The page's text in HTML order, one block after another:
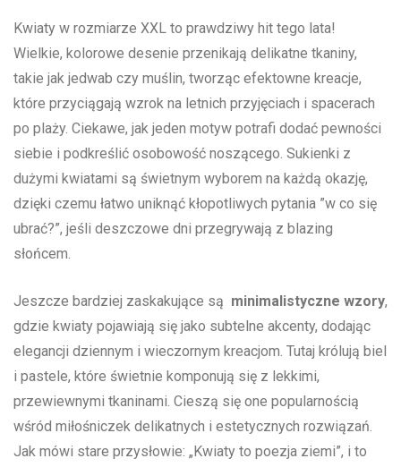
Kwiaty w rozmiarze XXL to prawdziwy hit tego ​lata!
Wielkie, kolorowe desenie przenikają delikatne tkaniny,
takie⁣ jak jedwab czy⁣ muślin, tworząc efektowne kreacje,
które ​przyciągają wzrok na letnich przyjęciach​ i spacerach
po ‌plaży.‌ Ciekawe, jak⁢ jeden motyw ⁣potrafi dodać⁢ pewności
siebie i podkreślić ​osobowość noszącego. ​Sukienki z
⁤dużymi⁢ kwiatami są świetnym ‌wyborem na każdą okazję,
dzięki ‌czemu łatwo​ uniknąć‍ kłopotliwych pytania ‌”w ⁤co się
ubrać?”, jeśli deszczowe dni⁣ przegrywają z blazing
‌słońcem.
Jeszcze bardziej zaskakujące są ⁣ minimalistyczne wzory,
gdzie kwiaty pojawiają się jako subtelne ‍akcenty,​ dodając
elegancji dziennym i wieczornym kreacjom. Tutaj ⁣królują biel
i⁣ pastele, które świetnie komponują​ się ⁢z⁢ lekkimi,
przewiewnymi tkaninami. Cieszą się‌ one⁢ popularnością
wśród miłośniczek delikatnych i estetycznych rozwiązań.⁤
Jak mówi stare przysłowie: „Kwiaty‌ to poezja ziemi”, ⁣i to